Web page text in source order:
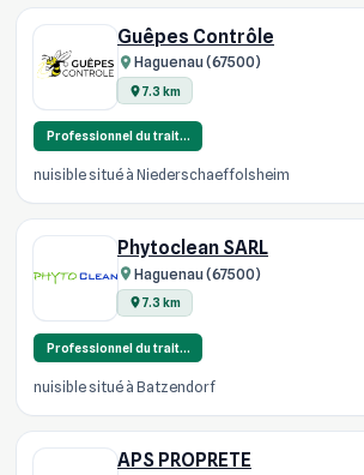
Guêpes Contrôle
Haguenau (67500)
7.3 km
Professionnel du trait…
nuisible situé à Niederschaeffolsheim
Phytoclean SARL
Haguenau (67500)
7.3 km
Professionnel du trait…
nuisible situé à Batzendorf
APS PROPRETE